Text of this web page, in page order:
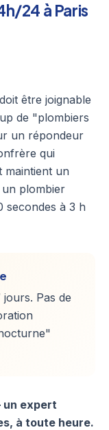
24 à Paris
être joignable
de "plombiers
un répondeur
qui
maintient un
plombier
secondes à 3 h
Pas de
expert
à toute heure.